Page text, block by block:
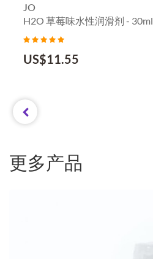
JO
H2O 草莓味水性润滑剂 - 30ml
US$11.55
更多产品